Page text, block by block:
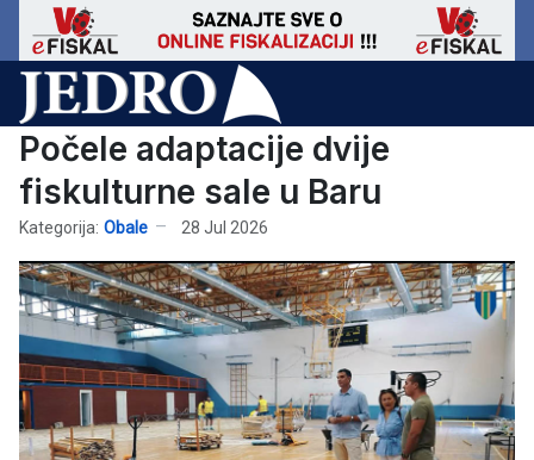
Počele adaptacije dvije
fiskulturne sale u Baru
Kategorija: Obale 28 Jul 2026